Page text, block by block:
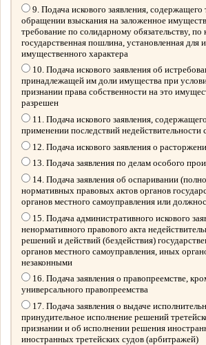
9. Подача искового заявления, содержащего
обращении взыскания на заложенное
требование по солидарному обязательству, по
государственная пошлина, установленная для
имущественного характера
10. Подача искового заявления об
принадлежащей им доли имущества при
признании права собственности на это
разрешен
11. Подача искового заявления,
применении последствий недействительности
12. Подача искового заявления о
13. Подача заявления по делам особого
14. Подача заявления об оспаривании
нормативных правовых актов органов
органов местного самоуправления или
15. Подача административного искового
ненормативного правового акта
решений и действий (бездействия)
органов местного самоуправления, иных
незаконными
16. Подача заявления о правопреемстве,
универсального правопреемства
17. Подача заявления о выдаче
принудительное исполнение решений
признании и об исполнении решения
иностранных третейских судов (арбитражей)